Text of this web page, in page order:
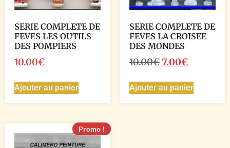
SERIE COMPLETE DE
FEVES LES OUTILS
DES POMPIERS
10.00€
Ajouter au panier
SERIE COMPLETE DE
FEVES LA CROISEE
DES MONDES
10.00€7.00€
Ajouter au panier
Promo !